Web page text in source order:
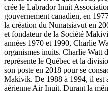
crée le Labrador Inuit
gouvernement canadien, en
la création du Nunatsiavut en
et fondateur de la Société
années 1970 et 1990, Charlie
organismes inuits. Charlie Watt
représente le Québec et la
son poste en 2018 pour se
Makivik. De 1988 à 1994, il est
aérienne Air Inuit. Durant la